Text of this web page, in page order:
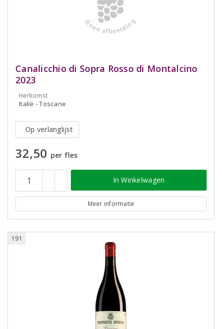
Canalicchio di Sopra Rosso di Montalcino
2023
Herkomst
Italië - Toscane
Op verlanglijst
32,50 per fles
In Winkelwagen
Meer informatie
191